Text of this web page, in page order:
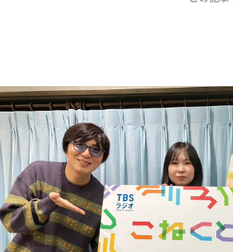
トピックス
TBS Podcast
お知らせ
イベント・グッズ
YouTube
会社情報